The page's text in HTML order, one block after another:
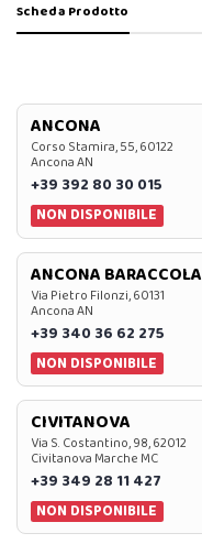
Scheda Prodotto
ANCONA
Corso Stamira, 55, 60122
Ancona AN
+39 392 80 30 015
NON DISPONIBILE
ANCONA BARACCOLA
Via Pietro Filonzi, 60131
Ancona AN
+39 340 36 62 275
NON DISPONIBILE
CIVITANOVA
Via S. Costantino, 98, 62012
Civitanova Marche MC
+39 349 28 11 427
NON DISPONIBILE